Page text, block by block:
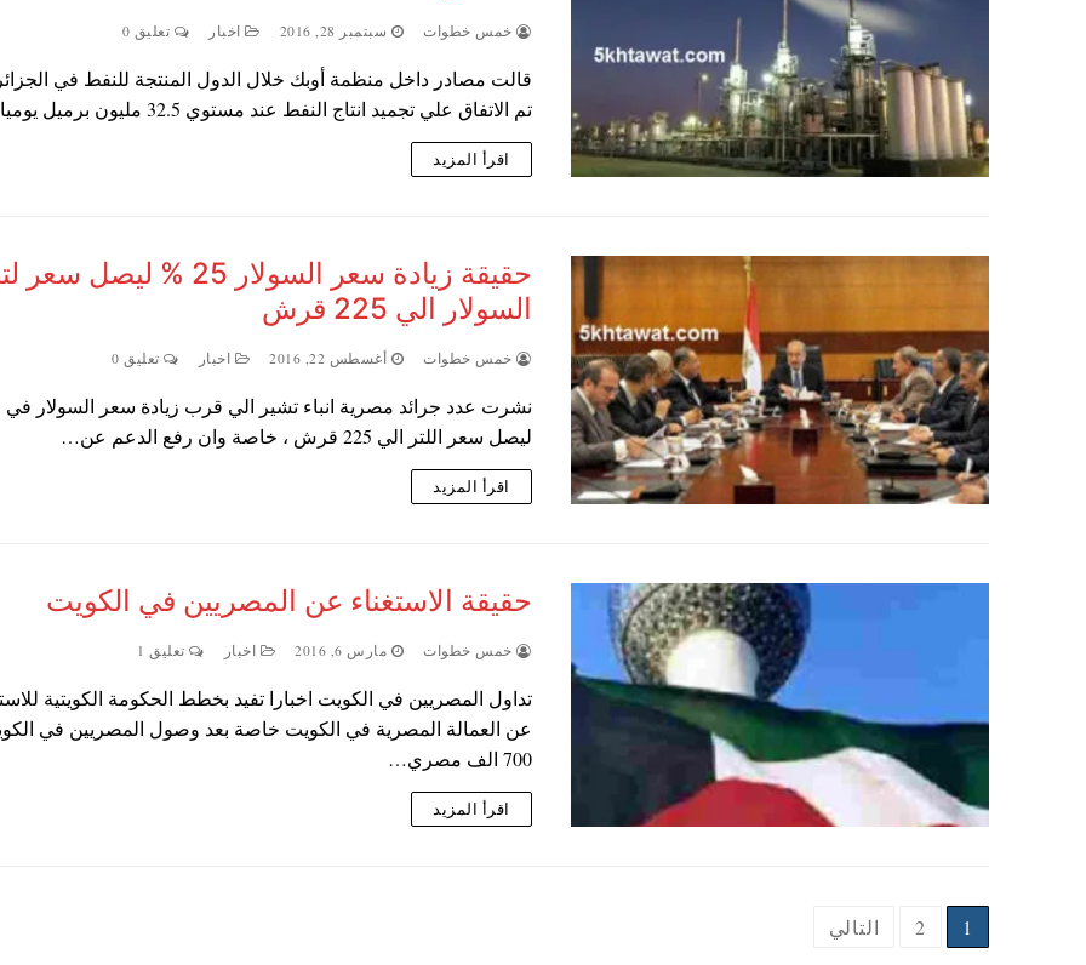
خمس خطوات سبتمبر 28, 2016 اخبار تعليق 0
قالت مصادر داخل منظمة أوبك خلال الدول المنتجة للنفط في
تم الاتفاق علي تجميد انتاج النفط عند مستوي 32.5 مليون برميل يوميا…
اقرأ المزيد
حقيقة زيادة سعر السولار 25 % ليصل سعر
السولار الي 225 قرش
خمس خطوات أغسطس 22, 2016 اخبار تعليق 0
نشرت عدد جرائد مصرية انباء تشير الي قرب زيادة سعر السولار
ليصل سعر اللتر الي 225 قرش ، خاصة وان رفع الدعم عن…
اقرأ المزيد
حقيقة الاستغناء عن المصريين في الكويت
خمس خطوات مارس 6, 2016 اخبار تعليق 1
تداول المصريين في الكويت اخبارا تفيد بخطط الحكومة الكويتية
عن العمالة المصرية في الكويت خاصة بعد وصول المصريين في
700 الف مصري…
اقرأ المزيد
Posts
1
2 التالي